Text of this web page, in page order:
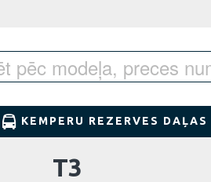
KEMPERU REZERVES DAĻAS
T3